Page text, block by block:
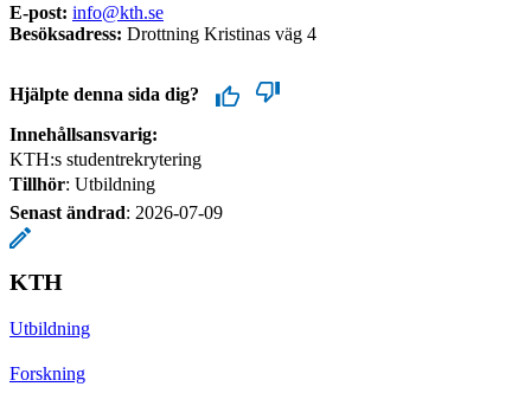
E-post: info@kth.se
Besöksadress: Drottning Kristinas väg 4
Hjälpte denna sida dig?
Innehållsansvarig:
KTH:s studentrekrytering
Tillhör: Utbildning
Senast ändrad: 2026-07-09
KTH
Utbildning
Forskning